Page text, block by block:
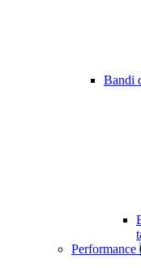
Bandi
Performance